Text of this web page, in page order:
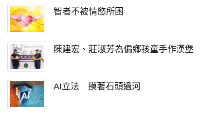
智者不被情慾所困
陳建宏、莊淑芳為偏鄉孩童手作漢堡
AI立法 摸著石頭過河